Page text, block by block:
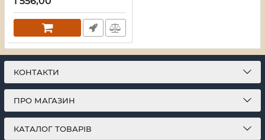
КОНТАКТИ
ПРО МАГАЗИН
КАТАЛОГ ТОВАРІВ